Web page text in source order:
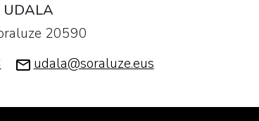
UDALA
20590
udala@soraluze.eus